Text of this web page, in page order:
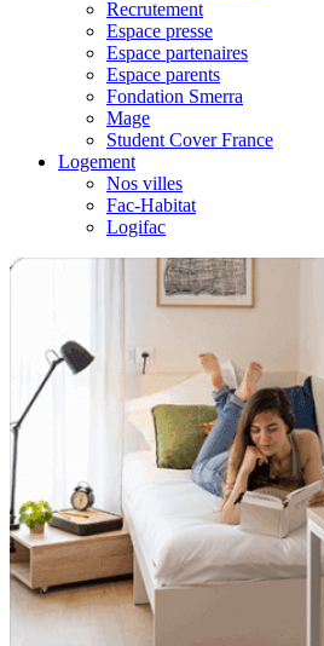
Recrutement
Espace presse
Espace partenaires
Espace parents
Fondation Smerra
Mage
Student Cover France
Logement
Nos villes
Fac-Habitat
Logifac